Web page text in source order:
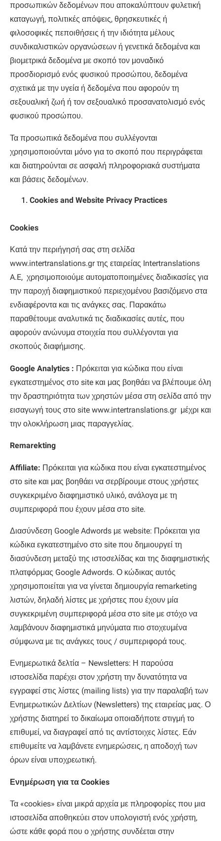
προσωπικών δεδομένων που αποκαλύπτουν φυλετική
καταγωγή, πολιτικές απόψεις, θρησκευτικές ή
φιλοσοφικές πεποιθήσεις ή την ιδιότητα μέλους
συνδικαλιστικών οργανώσεων ή γενετικά δεδομένα και
βιομετρικά δεδομένα με σκοπό τον μοναδικό
προσδιορισμό ενός φυσικού προσώπου, δεδομένα
σχετικά με την υγεία ή δεδομένα που αφορούν τη
σεξουαλική ζωή ή τον σεξουαλικό προσανατολισμό ενός
φυσικού προσώπου.
Τα προσωπικά δεδομένα που συλλέγονται
χρησιμοποιούνται μόνο για το σκοπό που περιγράφεται
και διατηρούνται σε ασφαλή πληροφοριακά συστήματα
και βάσεις δεδομένων.
Cookies and Website Privacy Practices
Cookies
Κατά την περιήγησή σας στη σελίδα
www.intertranslations.gr της εταιρείας Intertranslations
A.E, χρησιμοποιούμε αυτοματοποιημένες διαδικασίες για
την παροχή διαφημιστικού περιεχομένου βασιζόμενο στα
ενδιαφέροντα και τις ανάγκες σας. Παρακάτω
παραθέτουμε αναλυτικά τις διαδικασίες αυτές, που
αφορούν ανώνυμα στοιχεία που συλλέγονται για
σκοπούς διαφήμισης.
Google Analytics : Πρόκειται για κώδικα που είναι
εγκατεστημένος στο site και μας βοηθάει να βλέπουμε όλη
την δραστηριότητα των χρηστών μέσα στη σελίδα από την
εισαγωγή τους στο site www.intertranslations.gr μέχρι και
την ολοκλήρωση μιας παραγγελίας.
Remarekting
Affiliate: Πρόκειται για κώδικα που είναι εγκατεστημένος
στο site και μας βοηθάει να σερβίρουμε στους χρήστες
συγκεκριμένο διαφημιστικό υλικό, ανάλογα με τη
συμπεριφορά που έχουν μέσα στο site.
Διασύνδεση Google Adwords με website: Πρόκειται για
κώδικα εγκατεστημένο στο site που δημιουργεί τη
διασύνδεση μεταξύ της ιστοσελίδας και της διαφημιστικής
πλατφόρμας Google Adwords. Ο κώδικας αυτός
χρησιμοποιείται για να γίνεται δημιουργία remarketing
λιστών, δηλαδή λίστες με χρήστες που έχουν μία
συγκεκριμένη συμπεριφορά μέσα στο site με στόχο να
λαμβάνουν διαφημιστικά μηνύματα πιο στοχευμένα
σύμφωνα με τις ανάγκες τους / συμπεριφορά τους.
Ενημερωτικά δελτία – Newsletters: Η παρούσα
ιστοσελίδα παρέχει στον χρήστη την δυνατότητα να
εγγραφεί στις λίστες (mailing lists) για την παραλαβή των
Ενημερωτικών Δελτίων (Newsletters) της εταιρείας μας. Ο
χρήστης διατηρεί το δικαίωμα οποιαδήποτε στιγμή το
επιθυμεί, να διαγραφεί από τις αντίστοιχες λίστες. Εάν
επιθυμείτε να λαμβάνετε ενημερώσεις, η αποδοχή των
όρων είναι υποχρεωτική.
Ενημέρωση για τα Cookies
Τα «cookies» είναι μικρά αρχεία με πληροφορίες που μια
ιστοσελίδα αποθηκεύει στον υπολογιστή ενός χρήστη,
ώστε κάθε φορά που ο χρήστης συνδέεται στην